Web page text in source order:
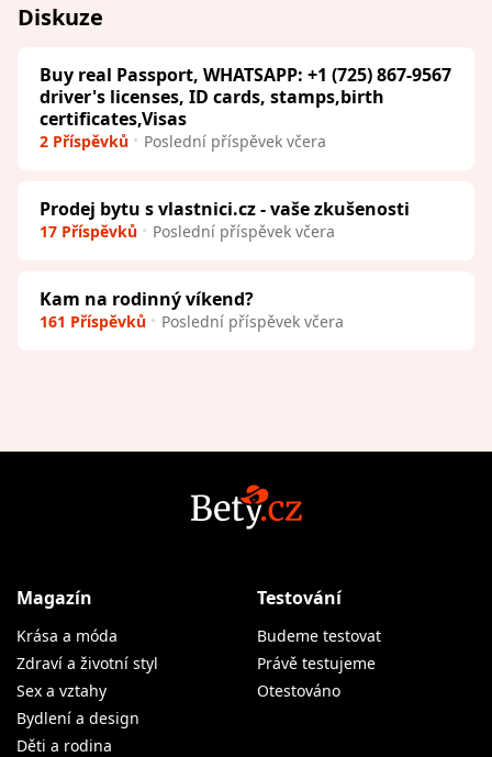
Diskuze
Buy real Passport, WHATSAPP: +1 (725) 867-9567
driver's licenses, ID cards, stamps,birth
certificates,Visas
2 Příspěvků Poslední příspěvek včera
Prodej bytu s vlastnici.cz - vaše zkušenosti
17 Příspěvků Poslední příspěvek včera
Kam na rodinný víkend?
161 Příspěvků Poslední příspěvek včera
Magazín
Krása a móda
Zdraví a životní styl
Sex a vztahy
Bydlení a design
Děti a rodina
Testování
Budeme testovat
Právě testujeme
Otestováno